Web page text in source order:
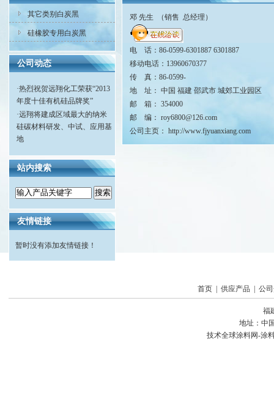
其它类别白炭黑
硅橡胶专用白炭黑
公司动态
·热烈祝贺远翔化工荣获“2013
年度十佳有机硅品牌奖”
·远翔将建成区域最大的纳米
硅碳材料研发、中试、应用基
地
站内搜索
友情链接
暂时没有添加友情链接！
邓 先生 （销售 总经理）
电 话：86-0599-6301887 6301887
移动电话：13960670377
传 真：86-0599-
地 址： 中国 福建 邵武市 城郊工业园区
邮 箱： 354000
邮 编： roy6800@126.com
公司主页： http://www.fjyuanxiang.com
首页 供应产品 公
福
地址：中
技术全球涂料网-涂